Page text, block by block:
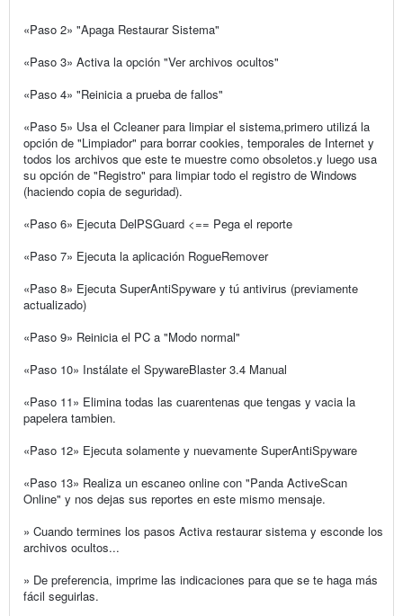
«Paso 2» "Apaga Restaurar Sistema"
«Paso 3» Activa la opción "Ver archivos ocultos"
«Paso 4» "Reinicia a prueba de fallos"
«Paso 5» Usa el Ccleaner para limpiar el sistema,primero utilizá la
opción de "Limpiador" para borrar cookies, temporales de Internet y
todos los archivos que este te muestre como obsoletos.y luego usa
su opción de "Registro" para limpiar todo el registro de Windows
(haciendo copia de seguridad).
«Paso 6» Ejecuta DelPSGuard <== Pega el reporte
«Paso 7» Ejecuta la aplicación RogueRemover
«Paso 8» Ejecuta SuperAntiSpyware y tú antivirus (previamente
actualizado)
«Paso 9» Reinicia el PC a "Modo normal"
«Paso 10» Instálate el SpywareBlaster 3.4 Manual
«Paso 11» Elimina todas las cuarentenas que tengas y vacia la
papelera tambien.
«Paso 12» Ejecuta solamente y nuevamente SuperAntiSpyware
«Paso 13» Realiza un escaneo online con "Panda ActiveScan
Online" y nos dejas sus reportes en este mismo mensaje.
» Cuando termines los pasos Activa restaurar sistema y esconde los
archivos ocultos...
» De preferencia, imprime las indicaciones para que se te haga más
fácil seguirlas.